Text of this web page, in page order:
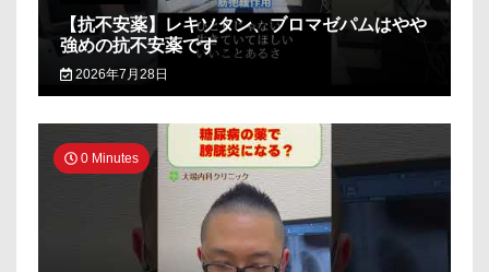
【抗不安薬】レキソタン、ブロマゼパムはやや
強めの抗不安薬です
2026年7月28日
0 Minutes